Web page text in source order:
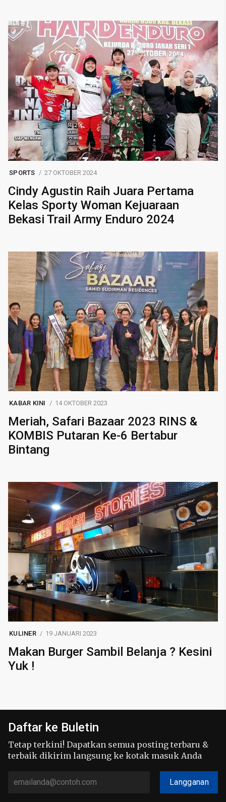
SPORTS 27 OKTOBER 2024
Cindy Agustin Raih Juara Pertama
Kelas Sporty Woman Kejuaraan
Bekasi Trail Army Enduro 2024
KABAR KINI 14 OKTOBER 2023
Meriah, Safari Bazaar 2023 RINS &
KOMBIS Putaran Ke-6 Bertabur
Bintang
KULINER 19 JANUARI 2023
Makan Burger Sambil Belanja ? Kesini
Yuk !
Daftar ke Buletin
Tetap terkini! Dapatkan semua posting terbaru &
terbaik dikirim langsung ke kotak masuk Anda
Langganan